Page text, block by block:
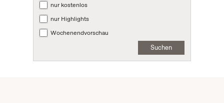
nur kostenlos
nur Highlights
Wochenendvorschau
Suchen